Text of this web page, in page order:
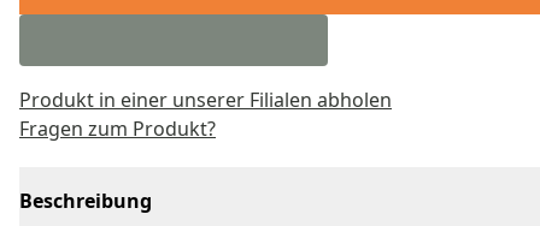
Produkt in einer unserer Filialen abholen
Fragen zum Produkt?
Beschreibung